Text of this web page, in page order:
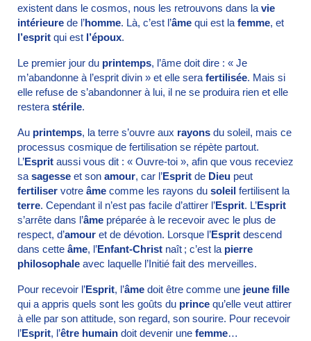
existent dans le cosmos, nous les retrouvons dans la vie
intérieure de l’homme. Là, c’est l’âme qui est la femme, et
l’esprit qui est l’époux.
Le premier jour du printemps, l’âme doit dire : « Je
m’abandonne à l’esprit divin » et elle sera fertilisée. Mais si
elle refuse de s’abandonner à lui, il ne se produira rien et elle
restera stérile.
Au printemps, la terre s’ouvre aux rayons du soleil, mais ce
processus cosmique de fertilisation se répète partout.
L’Esprit aussi vous dit : « Ouvre-toi », afin que vous receviez
sa sagesse et son amour, car l’Esprit de Dieu peut
fertiliser votre âme comme les rayons du soleil fertilisent la
terre. Cependant il n’est pas facile d’attirer l’Esprit. L’Esprit
s’arrête dans l’âme préparée à le recevoir avec le plus de
respect, d’amour et de dévotion. Lorsque l’Esprit descend
dans cette âme, l’Enfant-Christ naît ; c’est la pierre
philosophale avec laquelle l’Initié fait des merveilles.
Pour recevoir l’Esprit, l’âme doit être comme une jeune fille
qui a appris quels sont les goûts du prince qu’elle veut attirer
à elle par son attitude, son regard, son sourire. Pour recevoir
l’Esprit, l’être humain doit devenir une femme…